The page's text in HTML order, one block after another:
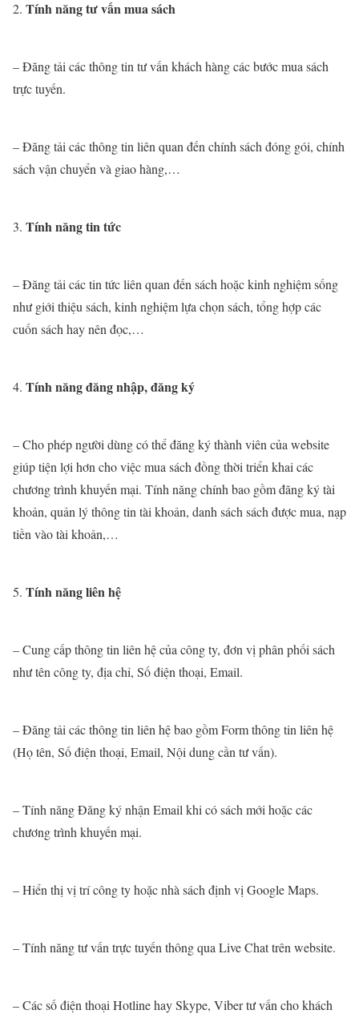
Tính năng tư vấn mua sách
– Đăng tải các thông tin tư vấn khách hàng các bước mua sách
trực tuyến.
– Đăng tải các thông tin liên quan đến chính sách đóng gói, chính
sách vận chuyển và giao hàng,…
Tính năng tin tức
– Đăng tải các tin tức liên quan đến sách hoặc kinh nghiệm sống
như giới thiệu sách, kinh nghiệm lựa chọn sách, tổng hợp các
cuốn sách hay nên đọc,…
Tính năng đăng nhập, đăng ký
– Cho phép người dùng có thể đăng ký thành viên của website
giúp tiện lợi hơn cho việc mua sách đồng thời triển khai các
chương trình khuyến mại. Tính năng chính bao gồm đăng ký tài
khoản, quản lý thông tin tài khoản, danh sách sách được mua, nạp
tiền vào tài khoản,…
Tính năng liên hệ
– Cung cấp thông tin liên hệ của công ty, đơn vị phân phối sách
như tên công ty, địa chỉ, Số điện thoại, Email.
– Đăng tải các thông tin liên hệ bao gồm Form thông tin liên hệ
(Họ tên, Số điện thoại, Email, Nội dung cần tư vấn).
– Tính năng Đăng ký nhận Email khi có sách mới hoặc các
chương trình khuyến mại.
– Hiển thị vị trí công ty hoặc nhà sách định vị Google Maps.
– Tính năng tư vấn trực tuyến thông qua Live Chat trên website.
– Các số điện thoại Hotline hay Skype, Viber tư vấn cho khách